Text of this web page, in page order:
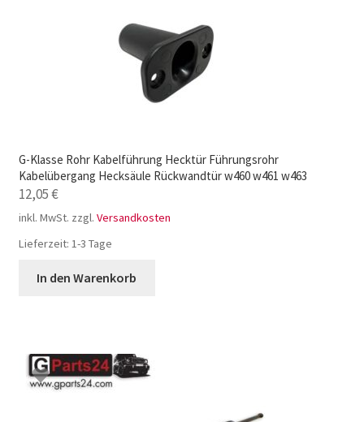
G-Klasse Rohr Kabelführung Hecktür Führungsrohr
Kabelübergang Hecksäule Rückwandtür w460 w461 w463
12,05€
inkl. MwSt. zzgl. Versandkosten
Lieferzeit: 1-3 Tage
In den Warenkorb